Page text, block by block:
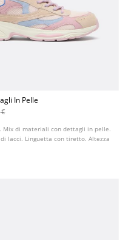
In Pelle
€
Mix di materiali con dettagli in pelle.
lacci. Linguetta con tiretto. Altezza